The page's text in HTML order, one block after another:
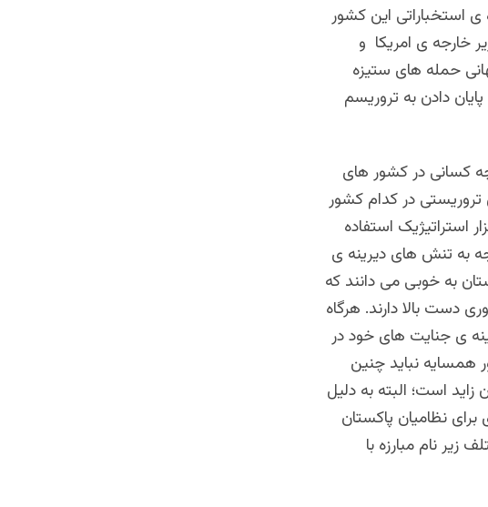
استخباراتی این کشور
خارجه ی امریکا و
حمله های ستیزه
دادن به تروریسم
کسانی در کشور های
در کدام کشور
استراتیژیک استفاده
به تنش های دیرینه ی
به خوبی می دانند که
دست بالا دارند. هرگاه
ی جنایت های خود در
همسایه نباید چنین
است؛ البته به دلیل
نظامیان پاکستان
زیر نام مبارزه با